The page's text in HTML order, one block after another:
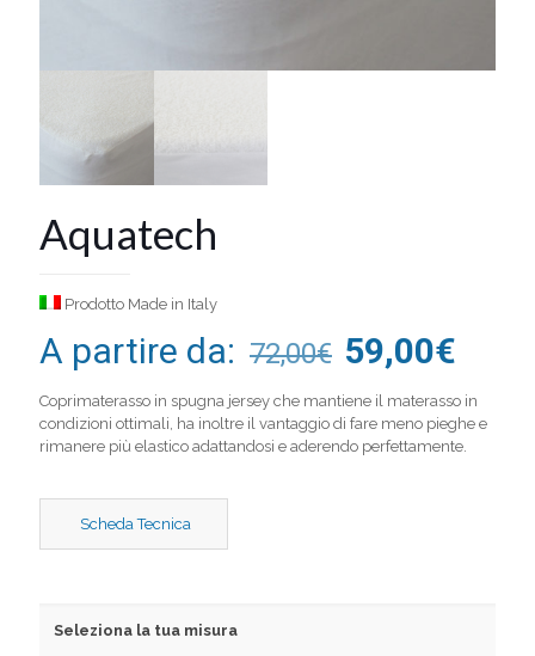
Aquatech
Prodotto Made in Italy
A partire da: 72,00€ 59,00€
Coprimaterasso in spugna jersey che mantiene il materasso in
condizioni ottimali, ha inoltre il vantaggio di fare meno pieghe e
rimanere più elastico adattandosi e aderendo perfettamente.
Scheda Tecnica
Seleziona la tua misura